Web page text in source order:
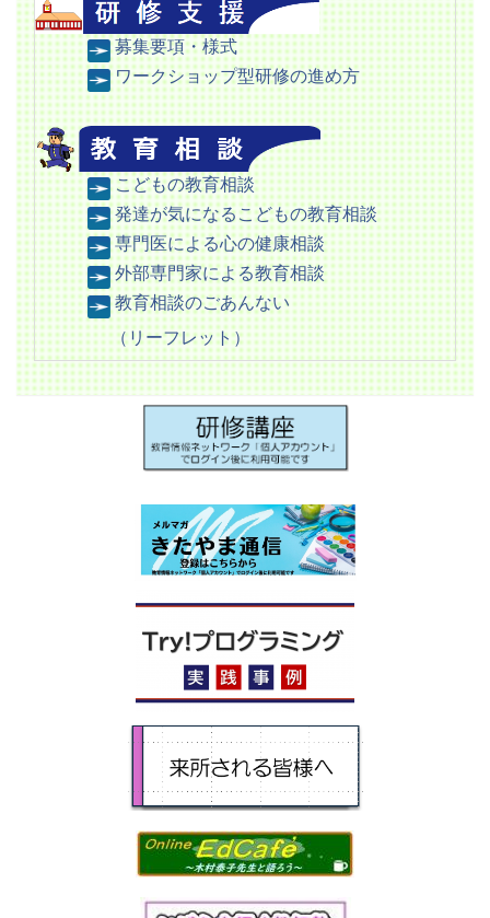
募集要項・様式
ワークショップ型研修の進め方
こどもの教育相談
発達が気になるこどもの教育相談
専門医による心の健康相談
外部専門家による教育相談
教育相談のごあんない
（リーフレット）